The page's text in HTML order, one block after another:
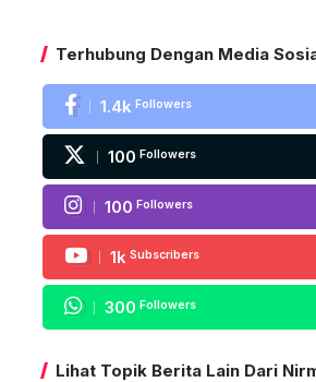
Terhubung Dengan Media
1.4k Followers
100 Followers
100 Followers
1k Subscribers
300 Followers
Lihat Topik Berita Lain Dari